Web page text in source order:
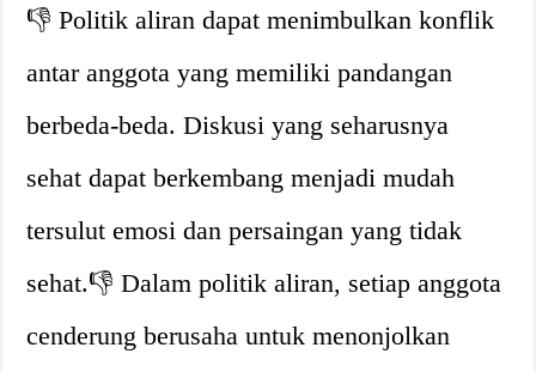
👎 Politik aliran dapat menimbulkan konflik
antar anggota yang memiliki pandangan
berbeda-beda. Diskusi yang seharusnya
sehat dapat berkembang menjadi mudah
tersulut emosi dan persaingan yang tidak
sehat.👎 Dalam politik aliran, setiap anggota
cenderung berusaha untuk menonjolkan